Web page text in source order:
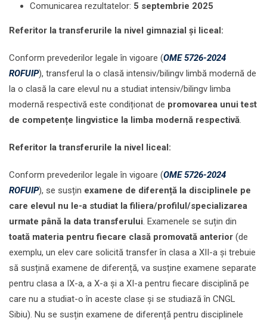
Comunicarea rezultatelor: 5 septembrie 2025
Referitor la transferurile la nivel gimnazial și liceal:
Conform prevederilor legale în vigoare (OME 5726-2024
ROFUIP), transferul la o clasă intensiv/bilingv limbă modernă de
la o clasă la care elevul nu a studiat intensiv/bilingv limba
modernă respectivă este condiționat de promovarea unui test
de competențe lingvistice la limba modernă respectivă.
Referitor la transferurile la nivel liceal:
Conform prevederilor legale în vigoare (OME 5726-2024
ROFUIP), se susțin examene de diferență la disciplinele pe
care elevul nu le-a studiat la filiera/profilul/specializarea
urmate până la data transferului. Examenele se suțin din
toată materia pentru fiecare clasă promovată anterior (de
exemplu, un elev care solicită transfer în clasa a XII-a și trebuie
să susțină examene de diferență, va susține examene separate
pentru clasa a IX-a, a X-a și a XI-a pentru fiecare disciplină pe
care nu a studiat-o în aceste clase și se studiază în CNGL
Sibiu). Nu se susțin examene de diferență pentru disciplinele